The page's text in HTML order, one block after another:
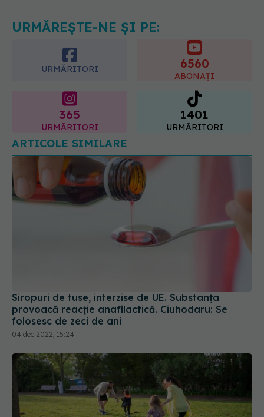
06.08.2026, 20:06
URMĂREȘTE-NE ȘI PE:
URMĂRITORI 6560
ABONAȚI
365
URMĂRITORI
1401
URMĂRITORI
ARTICOLE SIMILARE
Siropuri de tuse, interzise de UE. Substanța
provoacă reacție anafilactică. Ciuhodaru: Se
folosesc de zeci de ani
04 dec 2022, 15:24